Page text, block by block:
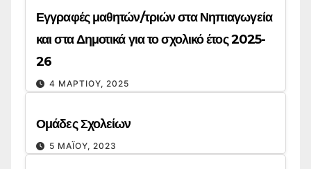
Εγγραφές μαθητών/τριών στα Νηπιαγωγεία
και στα Δημοτικά για το σχολικό έτος 2025-
26
4 ΜΑΡΤΊΟΥ, 2025
Ομάδες Σχολείων
5 ΜΑΪ́ΟΥ, 2023